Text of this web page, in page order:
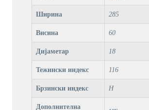
Ширина 285
Висина 60
Дијаметар 18
Тежински индекс 116
Брзински индекс H
Дополнителна